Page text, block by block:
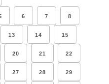
6 7 8
13 14 15
20 21 22
27 28 29